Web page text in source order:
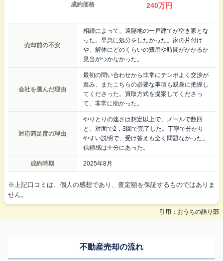
成約価格 240万円
売却前の不安
相続によって、遠隔地の一戸建てが空き家とな
った。早急に処分をしたかった。家の片付け
や、解体にどのくらいの費用や時間がかかるか
見当がつかなかった。
会社を選んだ理由
最初の問い合わせから非常にテンポよく交渉が
進み、またこちらの必要な事項も親身に把握し
てくださった。買取方式を提案してくださっ
て、非常に助かった。
対応満足度の理由
やりとりの速さは想定以上で、メールで数回
と、対面で2，3回で完了した。丁寧で分かり
やすい説明で、受け答えも全く問題なかった。
信頼感は十分にあった。
成約時期 2025年8月
※上記口コミは、個人の感想であり、査定額を保証するものではありま
せん。
引用：おうちの語り部
不動産売却の流れ